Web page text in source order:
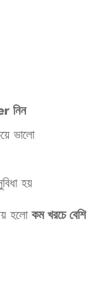
নিন
ভালো
হয়
হলো কম খরচে বেশি